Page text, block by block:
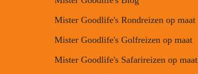
Mister Goodlife's Rondreizen op maat
Mister Goodlife's Golfreizen op maat
Mister Goodlife's Safarireizen op maat